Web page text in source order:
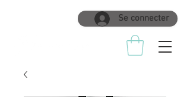
Se connecter